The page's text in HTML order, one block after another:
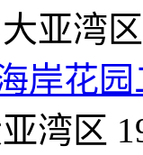
大亚湾区
岸花园
湾区